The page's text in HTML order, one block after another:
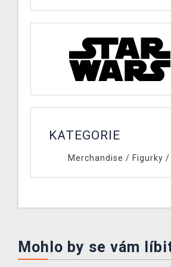
KATEGORIE
Merchandise / Figurky /
Mohlo by se vám